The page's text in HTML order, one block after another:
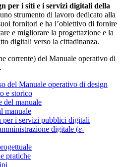
per i siti e i servizi digitali della
strumento di lavoro dedicato alla
fornitori e ha l’obiettivo di fornire
e migliorare la progettazione e la
digitali verso la cittadinanza.
corrente) del Manuale operativo di
.
del Manuale operativo di design
e storico
del manuale
manuale
per i servizi pubblici digitali
digitale (e-
pratiche